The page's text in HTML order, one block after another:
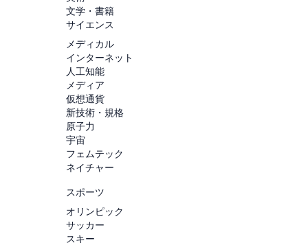
文学・書籍
サイエンス
メディカル
インターネット
人工知能
メディア
仮想通貨
新技術・規格
原子力
宇宙
フェムテック
ネイチャー
スポーツ
オリンピック
サッカー
スキー